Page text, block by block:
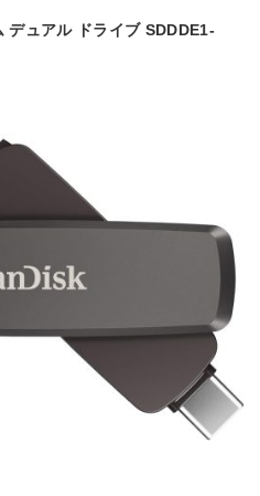
ュアル ドライブ SDDDE1-